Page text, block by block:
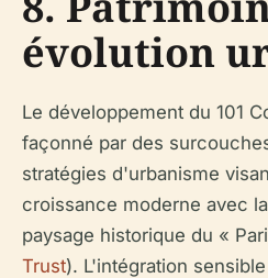
évolution
Le développement du 101
façonné par des
stratégies d'urbanisme
croissance moderne avec
paysage historique du «
Trust). L'intégration